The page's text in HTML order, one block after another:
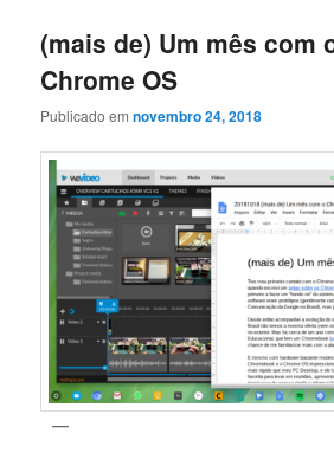
principal
secundário
(mais de) Um mês com
Chrome OS
Publicado emnovembro 24, 2018